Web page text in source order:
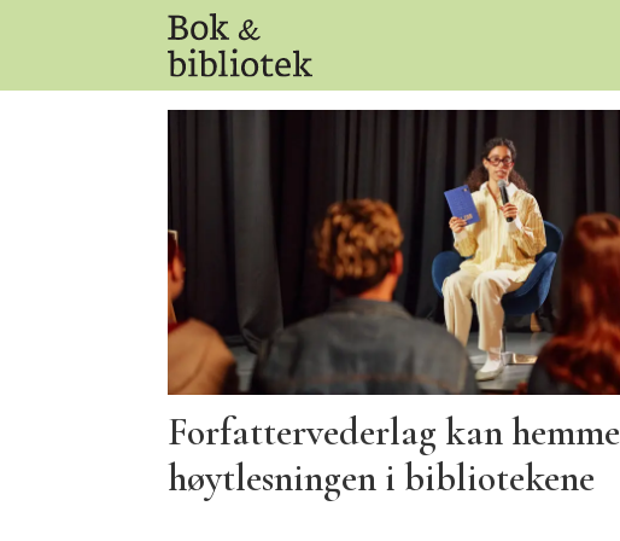
forfattervederlag
Forfattervederlag kan hemme
høytlesningen i bibliotekene